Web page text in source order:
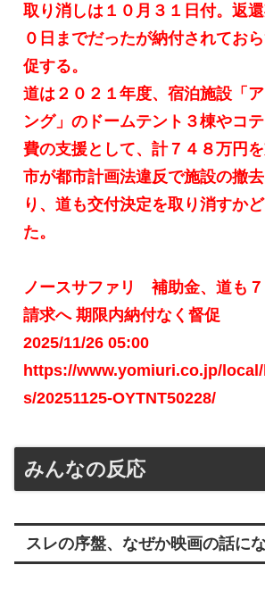
取り消しは１０月３１日付。返
０日までだったが納付されてお
促する。
道は２０２１年度、宿泊施設「
ング」のドームテント３棟やコ
費の支援として、計７４８万円
市が都市計画法違反で施設の撤
り、道も交付決定を取り消すか
た。
ノースサファリ 補助金、道も
請求へ 期限内納付なく督促
2025/11/26 05:00
https://www.yomiuri.co.jp/
s/20251125-OYTNT50228/
みんなの反応
スレの序盤、なぜか映画の話に